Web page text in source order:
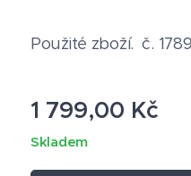
Použité zboží. č.
1 799,00 Kč
Skladem